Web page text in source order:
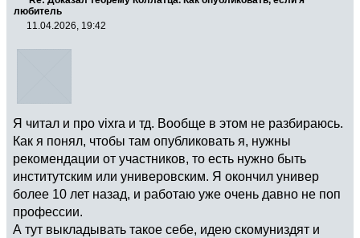
любитель
11.04.2026, 19:42
Я читал и про vixra и тд. Вообще в этом не разбираюсь.
Как я понял, чтобы там опубликовать я, нужны
рекомендации от участников, то есть нужно быть
институтским или универовским. Я окончил универ
более 10 лет назад, и работаю уже очень давно не поп
профессии.
А тут выкладывать такое себе, идею скомуниздят и